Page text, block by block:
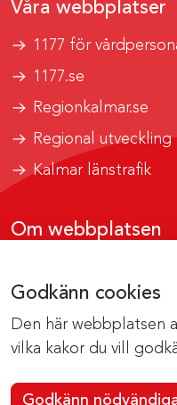
Godkänn cookies
Den här webbplatsen
vilka kakor du vill
Godkänn
Våra webbplatser
1177 för
1177.se
Regionkalmar.se
Regional utveckling
Kalmar länstrafik
Om webbplatsen
Om cookies
Kontakta